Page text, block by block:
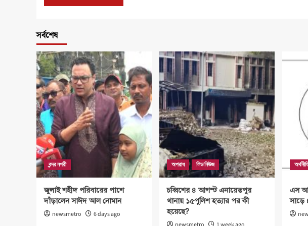
সর্বশেষ
বন্দর নগরী
জুলাই শহীদ পরিবারের পাশে
দাঁড়ালেন সাঈদ আল নোমান
newsmetro 6 days ago
অপরাধ লিড নিউজ
চব্বিশের ৪ আগস্ট এনায়েতপুর
থানায় ১৫পুলিশ হত্যার পর কী
হয়েছে?
এস
সাড়ে